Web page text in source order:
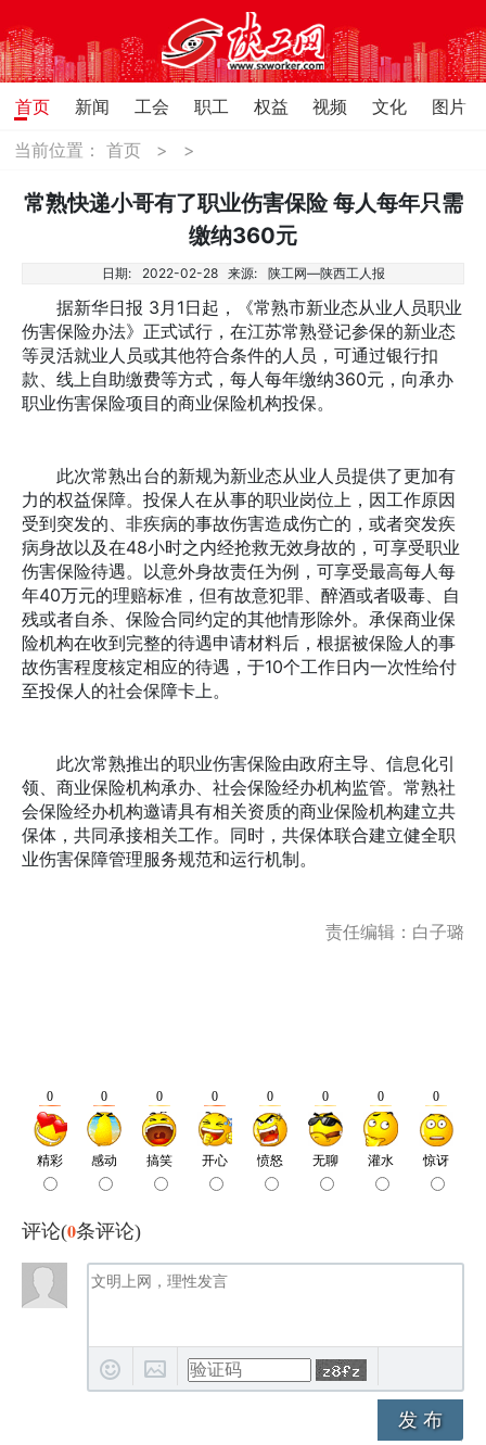
首页 新闻 工会 职工 权益 视频 文化
图片
当前位置：首页 > >
常熟快递小哥有了职业伤害保险 每人每年只需
缴纳360元
日期: 2022-02-28 来源: 陕工网—陕西工人报
据新华日报 3月1日起，《常熟市新业态从业人员职业
伤害保险办法》正式试行，在江苏常熟登记参保的新业态
等灵活就业人员或其他符合条件的人员，可通过银行扣
款、线上自助缴费等方式，每人每年缴纳360元，向承办
职业伤害保险项目的商业保险机构投保。
此次常熟出台的新规为新业态从业人员提供了更加有
力的权益保障。投保人在从事的职业岗位上，因工作原因
受到突发的、非疾病的事故伤害造成伤亡的，或者突发疾
病身故以及在48小时之内经抢救无效身故的，可享受职业
伤害保险待遇。以意外身故责任为例，可享受最高每人每
年40万元的理赔标准，但有故意犯罪、醉酒或者吸毒、自
残或者自杀、保险合同约定的其他情形除外。承保商业保
险机构在收到完整的待遇申请材料后，根据被保险人的事
故伤害程度核定相应的待遇，于10个工作日内一次性给付
至投保人的社会保障卡上。
此次常熟推出的职业伤害保险由政府主导、信息化引
领、商业保险机构承办、社会保险经办机构监管。常熟社
会保险经办机构邀请具有相关资质的商业保险机构建立共
保体，共同承接相关工作。同时，共保体联合建立健全职
业伤害保障管理服务规范和运行机制。
责任编辑：白子璐
评论(0条评论)
发 布